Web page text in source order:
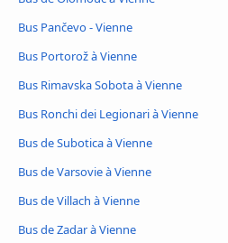
Bus Pančevo - Vienne
Bus Portorož à Vienne
Bus Rimavska Sobota à Vienne
Bus Ronchi dei Legionari à Vienne
Bus de Subotica à Vienne
Bus de Varsovie à Vienne
Bus de Villach à Vienne
Bus de Zadar à Vienne